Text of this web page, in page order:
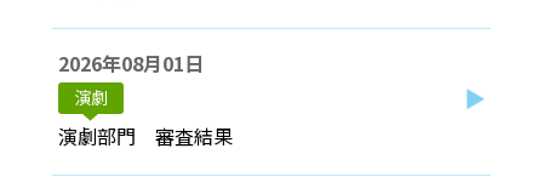
2026年08月01日
演劇
演劇部門 審査結果